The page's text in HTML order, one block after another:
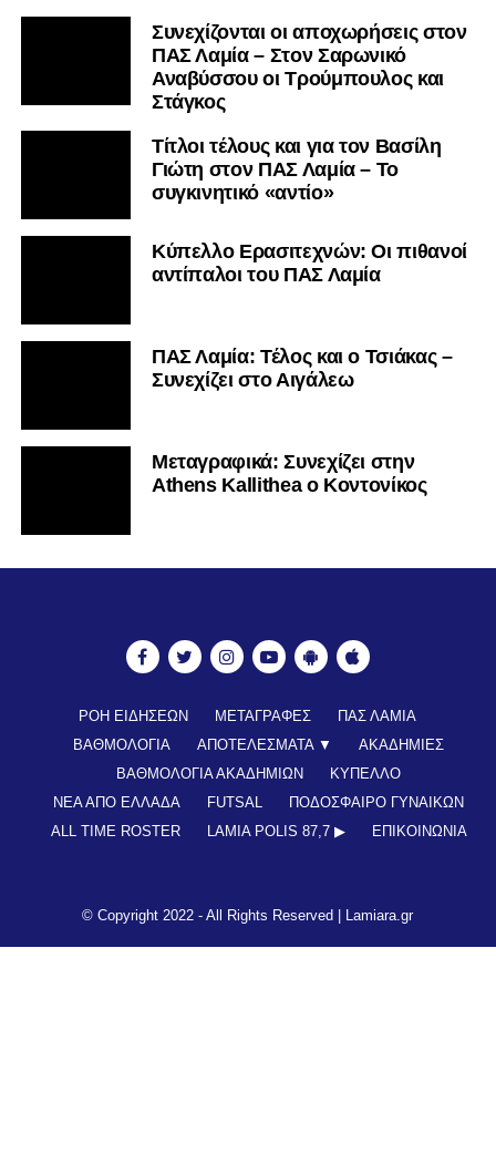
Συνεχίζονται οι αποχωρήσεις στον
ΠΑΣ Λαμία – Στον Σαρωνικό
Αναβύσσου οι Τρούμπουλος και
Στάγκος
Τίτλοι τέλους και για τον Βασίλη
Γιώτη στον ΠΑΣ Λαμία – Το
συγκινητικό «αντίο»
Κύπελλο Ερασιτεχνών: Οι πιθανοί
αντίπαλοι του ΠΑΣ Λαμία
ΠΑΣ Λαμία: Τέλος και ο Τσιάκας –
Συνεχίζει στο Αιγάλεω
Mεταγραφικά: Συνεχίζει στην
Athens Kallithea ο Κοντονίκος
ΡΟΗ ΕΙΔΗΣΕΩΝ ΜΕΤΑΓΡΑΦΕΣ
ΠΑΣ ΛΑΜΙΑ
ΒΑΘΜΟΛΟΓΙΑ
ΑΠΟΤΕΛΕΣΜΑΤΑ ▼
ΑΚΑΔΗΜΙΕΣ
ΒΑΘΜΟΛΟΓΙΑ ΑΚΑΔΗΜΙΩΝ
ΚΥΠΕΛΛΟ
ΝΕΑ ΑΠΟ ΕΛΛΑΔΑ
FUTSAL
ΠΟΔΟΣΦΑΙΡΟ ΓΥΝΑΙΚΩΝ
ALL TIME ROSTER
LAMIA POLIS 87,7 ▶︎ ΕΠΙΚΟΙΝΩΝΊΑ
© Copyright 2022 - All Rights Reserved | Lamiara.gr